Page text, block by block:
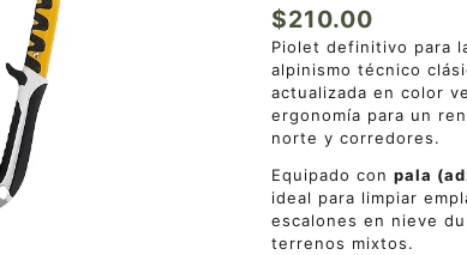
$210.00
Piolet definitivo para
alpinismo técnico
actualizada en color
ergonomía para un
norte y corredores.
Equipado conpala
ideal para limpiar
escalones en nieve
terrenos mixtos.